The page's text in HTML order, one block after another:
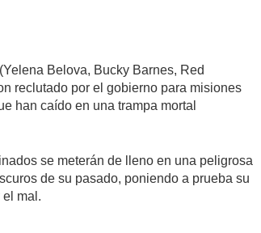
Belova, Bucky Barnes, Red
reclutado por el gobierno para misiones
han caído en una trampa mortal
se meterán de lleno en una peligrosa
de su pasado, poniendo a prueba su
mal.